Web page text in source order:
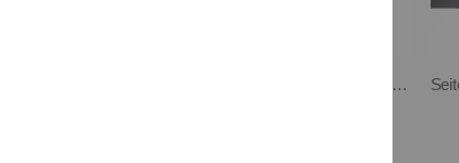
JvB-moto Kotflügel hinten, unlackiertes GFK, inkl. Montagematerial + Anleitung, inkl. LED-Rücklicht Art. 41297B, Kennzeichenhalter Art. 63102 empfohlen